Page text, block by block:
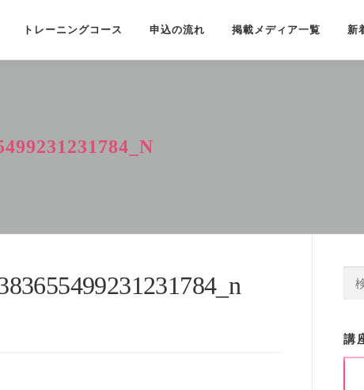
トレーニングコース 申込の流れ 掲載メディア一覧 新
講